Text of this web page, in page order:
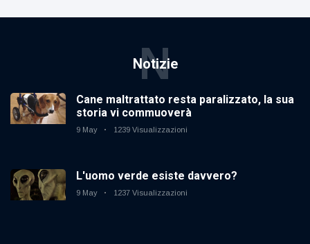
Notizie
N
Cane maltrattato resta paralizzato, la sua
storia vi commuoverà
9 May 1239 Visualizzazioni
L'uomo verde esiste davvero?
9 May 1237 Visualizzazioni